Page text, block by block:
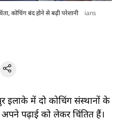
कोचिंग बंद होने से बढ़ी परेशानी ians
इलाके में दो कोचिंग संस्थानों के
अपने पढ़ाई को लेकर चिंतित हैं।